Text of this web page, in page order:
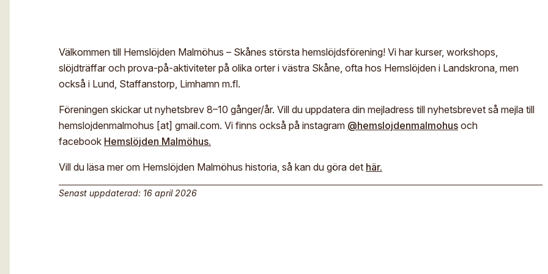
Välkommen till Hemslöjden Malmöhus – Skånes största hemslöjdsförening! Vi har kurser, workshops,
slöjdträffar och prova-på-aktiviteter på olika orter i västra Skåne, ofta hos Hemslöjden i Landskrona, men
också i Lund, Staffanstorp, Limhamn m.fl.
Föreningen skickar ut nyhetsbrev 8–10 gånger/år. Vill du uppdatera din mejladress till nyhetsbrevet så mejla till
hemslojdenmalmohus [at] gmail.com. Vi finns också på instagram @hemslojdenmalmohus och
facebook Hemslöjden Malmöhus.
Vill du läsa mer om Hemslöjden Malmöhus historia, så kan du göra det här.
Senast uppdaterad: 16 april 2026
E-post*
Jag godkänner att mina uppgifter angivna i formuläret hanteras
av Hemslöjden enligt Dataskyddsförordningen, GDPR.
Uppgifterna behövs för att hantera din anmälan och lämnas aldrig